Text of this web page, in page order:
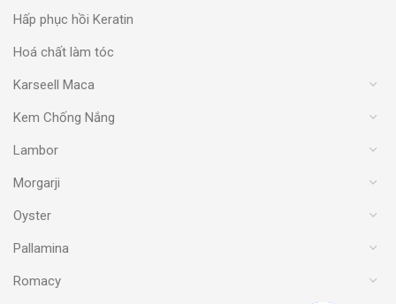
Hấp phục hồi Keratin
Hoá chất làm tóc
Karseell Maca
Kem Chống Nắng
Lambor
Morgarji
Oyster
Pallamina
Romacy